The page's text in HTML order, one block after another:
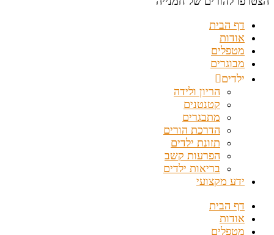
דף הבית
אודות
מטפלים
מבוגרים
ילדים
הריון ולידה
קטנטנים
מתבגרים
הדרכת הורים
תזונת ילדים
הפרעות קשב
בריאות ילדים
ידע מקצועי
דף הבית
אודות
מטפלים